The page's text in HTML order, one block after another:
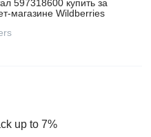
597318600 купить за
Wildberries
up to 7%